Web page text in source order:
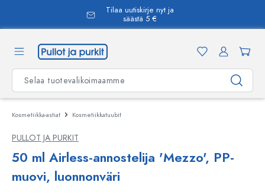
Tilaa uutiskirje nyt ja
säästä 5 €
Kosmetiikka-astiat Kosmetiikkatuubit
PULLOT JA PURKIT
50 ml Airless-annostelija 'Mezzo', PP-
muovi, luonnonväri